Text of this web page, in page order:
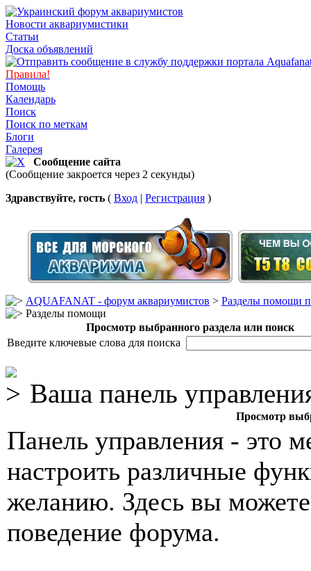
Новости аквариумистики
Статьи
Доска объявлений
Правила!
Помощь
Календарь
Поиск
Поиск по меткам
Блоги
Галерея
Сообщение сайта
(Сообщение закроется через 2 секунды)
Здравствуйте, гость ( Вход | Регистрация )
AQUAFANAT - форум аквариумистов > Разделы помощи
Разделы помощи
Просмотр выбранного раздела или поиск
Введите ключевые слова для поиска
Ваша панель
Просмотр
Панель управления - это
настроить различные
желанию. Здесь вы
поведение форума.